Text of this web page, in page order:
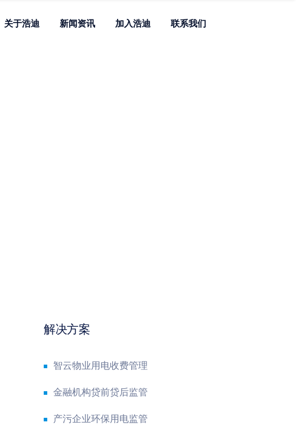
关于浩迪 新闻资讯 加入浩迪 联系我们
解决方案
智云物业用电收费管理
金融机构贷前贷后监管
产污企业环保用电监管